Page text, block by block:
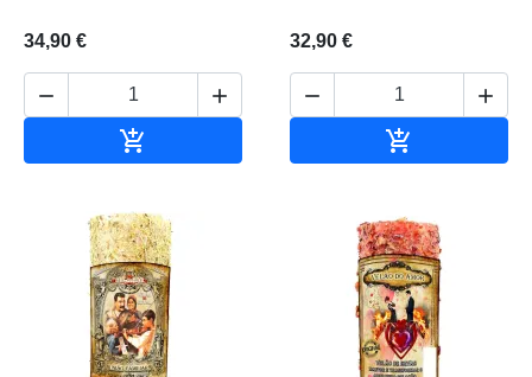
34,90 €
 

32,90 €
 
